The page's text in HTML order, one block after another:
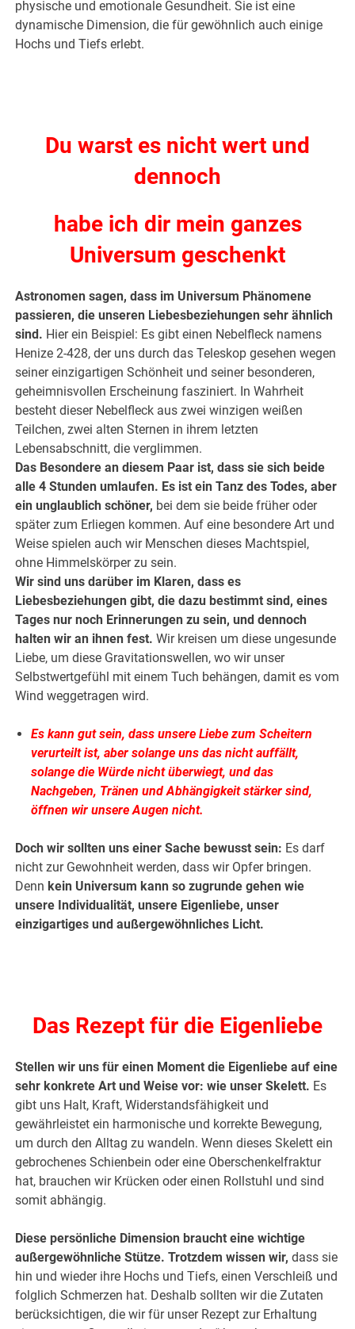
physische und emotionale Gesundheit. Sie ist eine
dynamische Dimension, die für gewöhnlich auch einige
Hochs und Tiefs erlebt.
Du warst es nicht wert und
dennoch
habe ich dir mein ganzes
Universum geschenkt
Astronomen sagen, dass im Universum Phänomene
passieren, die unseren Liebesbeziehungen sehr ähnlich
sind. Hier ein Beispiel: Es gibt einen Nebelfleck namens
Henize 2-428, der uns durch das Teleskop gesehen wegen
seiner einzigartigen Schönheit und seiner besonderen,
geheimnisvollen Erscheinung fasziniert. In Wahrheit
besteht dieser Nebelfleck aus zwei winzigen weißen
Teilchen, zwei alten Sternen in ihrem letzten
Lebensabschnitt, die verglimmen.
Das Besondere an diesem Paar ist, dass sie sich beide
alle 4 Stunden umlaufen. Es ist ein Tanz des Todes, aber
ein unglaublich schöner, bei dem sie beide früher oder
später zum Erliegen kommen. Auf eine besondere Art und
Weise spielen auch wir Menschen dieses Machtspiel,
ohne Himmelskörper zu sein.
Wir sind uns darüber im Klaren, dass es
Liebesbeziehungen gibt, die dazu bestimmt sind, eines
Tages nur noch Erinnerungen zu sein, und dennoch
halten wir an ihnen fest.Wir kreisen um diese ungesunde
Liebe, um diese Gravitationswellen, wo wir unser
Selbstwertgefühl mit einem Tuch behängen, damit es vom
Wind weggetragen wird.
Es kann gut sein, dass unsere Liebe zum Scheitern
verurteilt ist, aber solange uns das nicht auffällt,
solange die Würde nicht überwiegt, und das
Nachgeben, Tränen und Abhängigkeit stärker sind,
öffnen wir unsere Augen nicht.
Doch wir sollten uns einer Sache bewusst sein: Es darf
nicht zur Gewohnheit werden, dass wir Opfer bringen.
Denn kein Universum kann so zugrunde gehen wie
unsere Individualität, unsere Eigenliebe, unser
einzigartiges und außergewöhnliches Licht.
Das Rezept für die Eigenliebe
Stellen wir uns für einen Moment die Eigenliebe auf eine
sehr konkrete Art und Weise vor: wie unser Skelett. Es
gibt uns Halt, Kraft, Widerstandsfähigkeit und
gewährleistet ein harmonische und korrekte Bewegung,
um durch den Alltag zu wandeln. Wenn dieses Skelett ein
gebrochenes Schienbein oder eine Oberschenkelfraktur
hat, brauchen wir Krücken oder einen Rollstuhl und sind
somit abhängig.
Diese persönliche Dimension braucht eine wichtige
außergewöhnliche Stütze. Trotzdem wissen wir, dass sie
hin und wieder ihre Hochs und Tiefs, einen Verschleiß und
folglich Schmerzen hat. Deshalb sollten wir die Zutaten
berücksichtigen, die wir für unser Rezept zur Erhaltung